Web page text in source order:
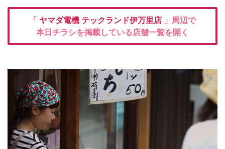
「 ヤマダ電機 テックランド伊万里店 」周辺で
本日チラシを掲載している店舗一覧を開く